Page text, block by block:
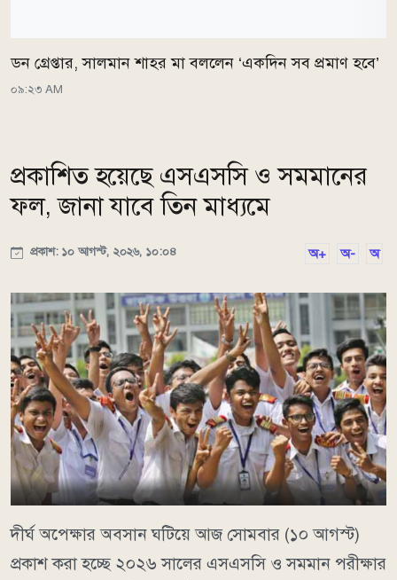
ডন গ্রেপ্তার, সালমান শাহর মা বললেন ‘একদিন সব প্রমাণ হবে’
০৯:২৩ AM
প্রকাশিত হয়েছে এসএসসি ও সমমানের
ফল, জানা যাবে তিন মাধ্যমে
প্রকাশ: ১০ আগস্ট, ২০২৬, ১০:০৪ অ+ অ- অ
দীর্ঘ অপেক্ষার অবসান ঘটিয়ে আজ সোমবার (১০ আগস্ট)
প্রকাশ করা হচ্ছে ২০২৬ সালের এসএসসি ও সমমান পরীক্ষার